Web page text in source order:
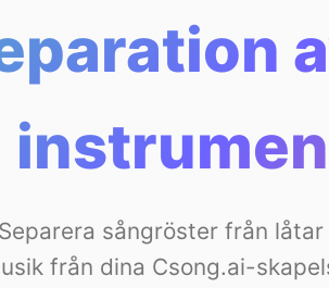
Separera sångröster från
från dina Csong.ai-